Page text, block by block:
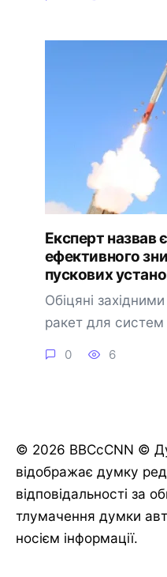
Експерт назвав
ефективного
пускових
Обіцяні
ракет для систем
0 6
© 2026 BBCcCNN ©
відображає думку
відповідальності за
тлумачення думки
носієм інформації.